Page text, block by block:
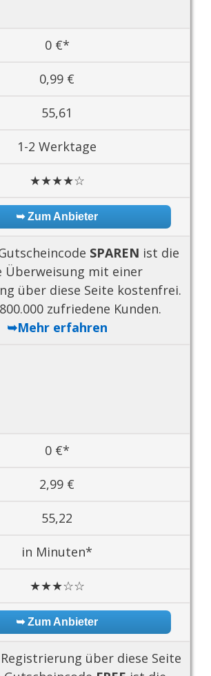
0 €*
0,99 €
55,61
1-2 Werktage
★★★★☆
➥ Zum Anbieter
SPAREN ist die
Überweisung mit einer
über diese Seite kostenfrei.
zufriedene Kunden.
➥Mehr erfahren
0 €*
2,99 €
55,22
in Minuten*
★★★☆☆
➥ Zum Anbieter
über diese Seite